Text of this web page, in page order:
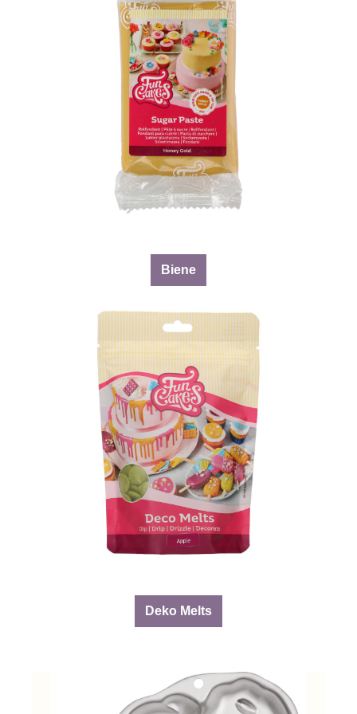
Biene
Deko Melts